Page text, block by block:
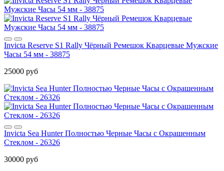
Invicta Reserve S1 Rally Чёрный Ремешок Кварцевые Мужские
Часы 54 мм - 38875
25000 руб
Invicta Sea Hunter Полностью Черные Часы с Окрашенным
Стеклом - 26326
30000 руб